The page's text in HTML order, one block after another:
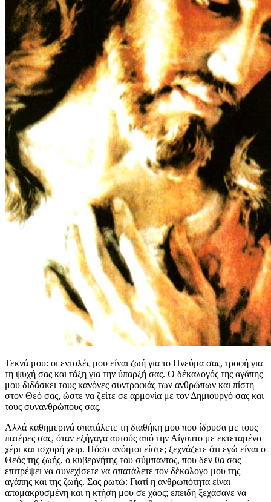
Τεκνά μου: οι εντολές μου είναι ζωή για το Πνεύμα σας, τροφή για
τη ψυχή σας και τάξη για την ύπαρξή σας. Ο δέκαλογός της αγάπης
μου διδάσκει τους κανόνες συντροφιάς των ανθρώπων και πίστη
στον Θεό σας, ώστε να ζείτε σε αρμονία με τον Δημιουργό σας και
τους συνανθρώπους σας.
Αλλά καθημερινά σπατάλετε τη διαθήκη μου που ίδρυσα με τους
πατέρες σας, όταν εξήγαγα αυτούς από την Αίγυπτο με εκτεταμένο
χέρι και ισχυρή χειρ. Πόσο ανόητοι είστε; ξεχνάζετε ότι εγώ είναι ο
Θεός της ζωής, ο κυβερνήτης του σύμπαντος, που δεν θα σας
επιτρέψει να συνεχίσετε να σπατάλετε τον δέκαλογο μου της
αγάπης και της ζωής. Σας ρωτώ: Γιατί η ανθρωπότητα είναι
απομακρυσμένη και η κτήση μου σε χάος; επειδή ξεχάσανε να